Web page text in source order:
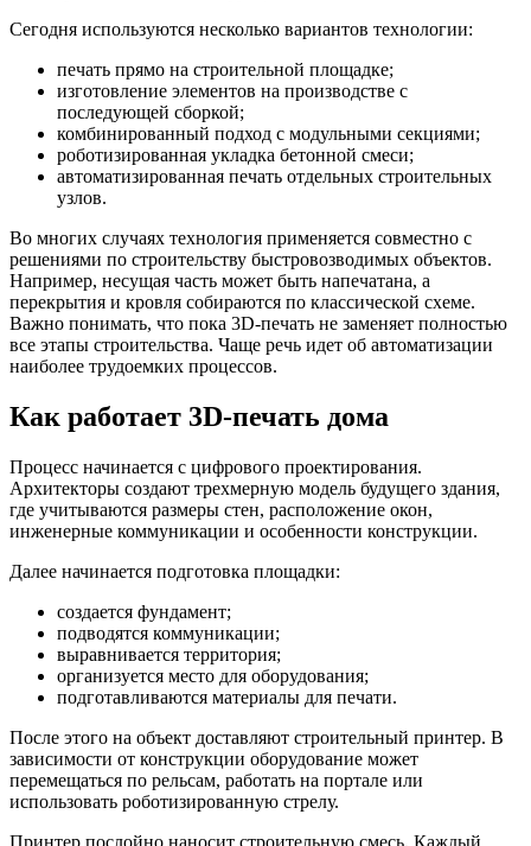
Сегодня используются несколько вариантов технологии:
печать прямо на строительной площадке;
изготовление элементов на производстве с
последующей сборкой;
комбинированный подход с модульными секциями;
роботизированная укладка бетонной смеси;
автоматизированная печать отдельных строительных
узлов.
Во многих случаях технология применяется совместно с
решениями по строительству быстровозводимых объектов.
Например, несущая часть может быть напечатана, а
перекрытия и кровля собираются по классической схеме.
Важно понимать, что пока 3D-печать не заменяет полностью
все этапы строительства. Чаще речь идет об автоматизации
наиболее трудоемких процессов.
Как работает 3D-печать дома
Процесс начинается с цифрового проектирования.
Архитекторы создают трехмерную модель будущего здания,
где учитываются размеры стен, расположение окон,
инженерные коммуникации и особенности конструкции.
Далее начинается подготовка площадки:
создается фундамент;
подводятся коммуникации;
выравнивается территория;
организуется место для оборудования;
подготавливаются материалы для печати.
После этого на объект доставляют строительный принтер. В
зависимости от конструкции оборудование может
перемещаться по рельсам, работать на портале или
использовать роботизированную стрелу.
Принтер послойно наносит строительную смесь. Каждый